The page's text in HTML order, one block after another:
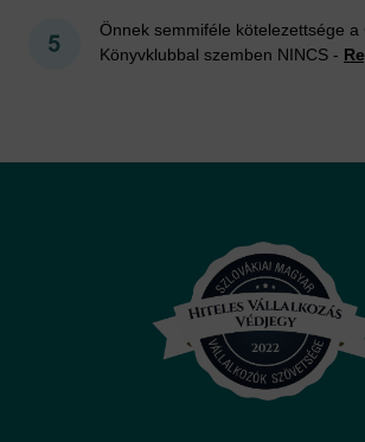
Önnek semmiféle kötelezettsége a
Könyvklubbal szemben NINCS -